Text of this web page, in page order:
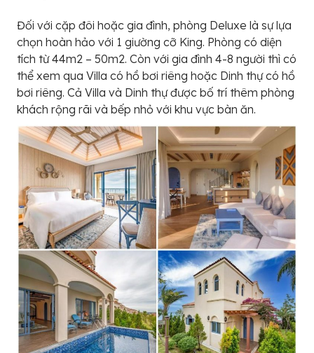
Đối với cặp đôi hoặc gia đình, phòng Deluxe là sự lựa
chọn hoàn hảo với 1 giường cỡ King. Phòng có diện
tích từ 44m2 – 50m2. Còn với gia đình 4-8 người thì có
thể xem qua Villa có hồ bơi riêng hoặc Dinh thự có hồ
bơi riêng. Cả Villa và Dinh thự được bố trí thêm phòng
khách rộng rãi và bếp nhỏ với khu vực bàn ăn.